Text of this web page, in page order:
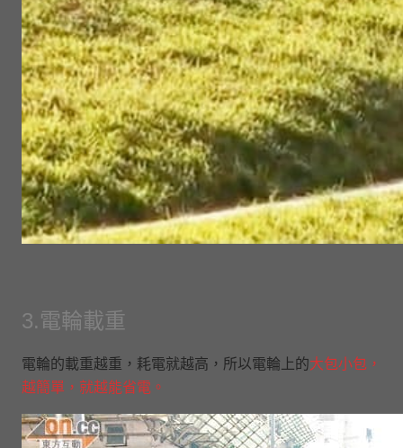
3.電輪載重
電輪的載重越重，耗電就越高，所以電輪上的大包小包，
越簡單，就越能省電。